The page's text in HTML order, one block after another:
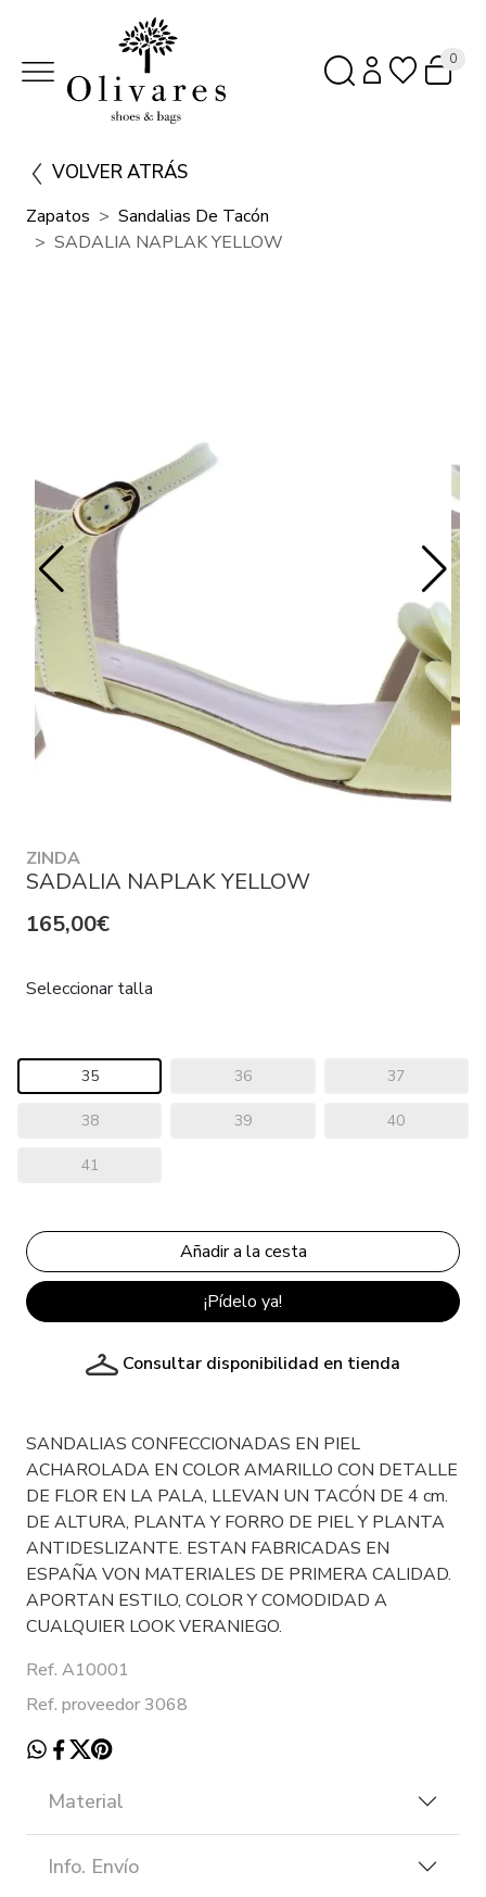
0
VOLVER ATRÁS
Zapatos
Sandalias De Tacón
SADALIA NAPLAK YELLOW
ZINDA
SADALIA NAPLAK YELLOW
165,00€
Seleccionar talla
35 36 37
38 39 40
41
¡Pídelo ya!
Consultar disponibilidad en tienda
SANDALIAS CONFECCIONADAS EN PIEL
ACHAROLADA EN COLOR AMARILLO CON DETALLE
DE FLOR EN LA PALA, LLEVAN UN TACÓN DE 4 cm.
DE ALTURA, PLANTA Y FORRO DE PIEL Y PLANTA
ANTIDESLIZANTE. ESTAN FABRICADAS EN
ESPAÑA VON MATERIALES DE PRIMERA CALIDAD.
APORTAN ESTILO, COLOR Y COMODIDAD A
CUALQUIER LOOK VERANIEGO.
Ref. A10001
Ref. proveedor 3068
Material
Info. Envío